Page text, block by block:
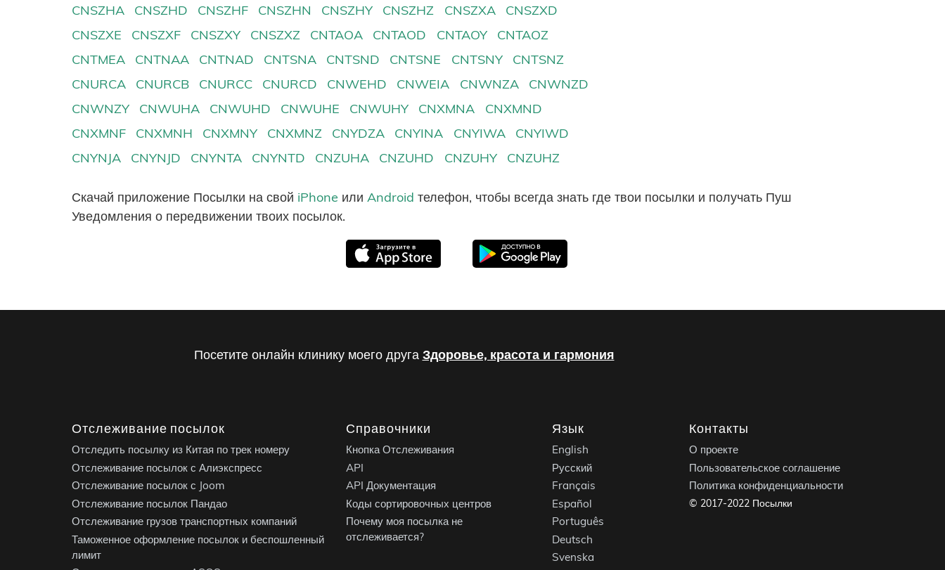
CNSZHA
CNSZHD CNSZHF CNSZHN CNSZHY CNSZHZ CNSZXA
CNSZXD
CNSZXE
CNSZXF CNSZXY CNSZXZ CNTAOA CNTAOD CNTAOY
CNTAOZ
CNTMEA
CNTNAA CNTNAD CNTSNA CNTSND CNTSNE CNTSNY
CNTSNZ
CNURCA
CNURCB CNURCC CNURCD CNWEHD CNWEIA CNWNZA
CNWNZD
CNWNZY
CNWUHA CNWUHD CNWUHE CNWUHY CNXMNA
CNXMND
CNXMNF
CNXMNH CNXMNY CNXMNZ CNYDZA CNYINA CNYIWA
CNYIWD
CNYNJA
CNYNJD CNYNTA CNYNTD CNZUHA CNZUHD CNZUHY CNZUHZ
Скачай приложение Посылки на свой iPhone или Android телефон, чтобы всегда знать где твои посылки и получать Пуш
Уведомления о передвижении твоих посылок.
Посетите онлайн клинику моего друга Здоровье, красота и гармония
Отслеживание посылок
Отследить посылку из Китая по трек номеру
Отслеживание посылок с Алиэкспресс
Отслеживание посылок с Joom
Отслеживание посылок Пандао
Отслеживание грузов транспортных компаний
Таможенное оформление посылок и беспошленный
лимит
Справочники
Кнопка Отслеживания
API
API Документация
Коды сортировочных центров
Почему моя посылка не
отслеживается?
Язык
English
Русский
Français
Español
Português
Deutsch
Svenska
Контакты
О проекте
Пользовательское соглашение
Политика конфиденциальности
© 2017-2022 Посылки